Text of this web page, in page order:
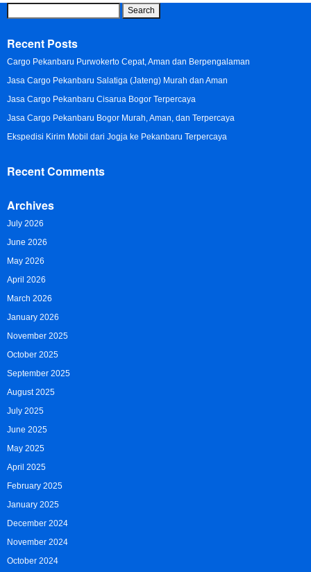
for:
Recent Posts
Cargo Pekanbaru Purwokerto Cepat, Aman dan Berpengalaman
Jasa Cargo Pekanbaru Salatiga (Jateng) Murah dan Aman
Jasa Cargo Pekanbaru Cisarua Bogor Terpercaya
Jasa Cargo Pekanbaru Bogor Murah, Aman, dan Terpercaya
Ekspedisi Kirim Mobil dari Jogja ke Pekanbaru Terpercaya
Recent Comments
Archives
July 2026
June 2026
May 2026
April 2026
March 2026
January 2026
November 2025
October 2025
September 2025
August 2025
July 2025
June 2025
May 2025
April 2025
February 2025
January 2025
December 2024
November 2024
October 2024